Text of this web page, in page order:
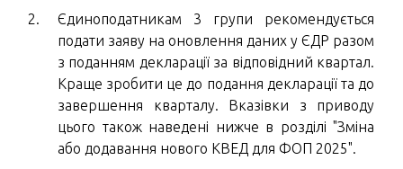
Єдиноподатникам 3 групи рекомендується
подати заяву на оновлення даних у ЄДР разом
з поданням декларації за відповідний квартал.
Краще зробити це до подання декларації та до
завершення кварталу. Вказівки з приводу
цього також наведені нижче в розділі "Зміна
або додавання нового КВЕД для ФОП 2025".